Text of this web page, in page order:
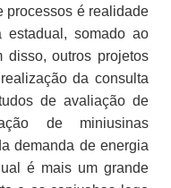
processos é realidade
estadual, somado ao
disso, outros projetos
da consulta
de avaliação de
de miniusinas
demanda de energia
é mais um grande